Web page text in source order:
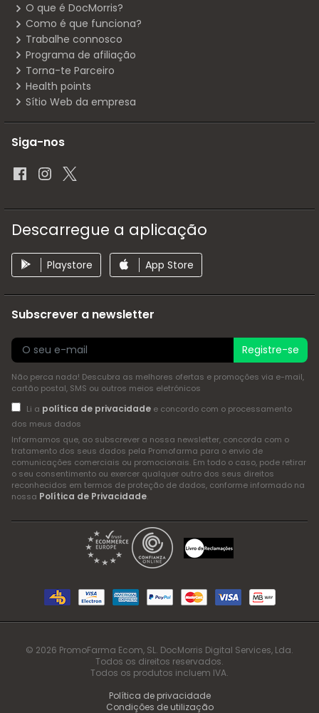
O que é DocMorris?
Como é que funciona?
Trabalhe connosco
Programa de afiliação
Torna-te Parceiro
Health points
Sítio Web da empresa
Siga-nos
Descarregue a aplicação
Playstore App Store
Subscrever a newsletter
Registre-se
Não perca nada! Descubra as melhores ofertas e promoções via e-mail,
cartão postal, SMS ou outros meios eletrónicos
Li a política de privacidadee concordo com o processamento
dos meus dados
Informamos que, ao subscrever a nossa newsletter, concorda com o
tratamento dos seus dados pela Promofarma para o envio de
comunicações comerciais ou promocionais. Em todo o caso, pode retirar
o seu consentimento ou exercer qualquer outro dos seus direitos
reconhecidos em termos de proteção de dados, conforme informado na
nossa Política de Privacidade.
© 2026 PromoFarma Ecom, SL. DocMorris Digital Services, Lda.
Todos os direitos reservados.
Todos os produtos incluem IVA.
Política de privacidade
Condições de utilização